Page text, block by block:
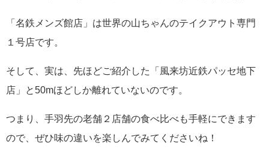
「名鉄メンズ館店」は世界の山ちゃんのテイクアウト専門
１号店です。
そして、実は、先ほどご紹介した「風来坊近鉄パッセ地下
店」と50mほどしか離れていないのです。
つまり、手羽先の老舗２店舗の食べ比べも手軽にできます
ので、ぜひ味の違いを楽しんでみてくださいね！